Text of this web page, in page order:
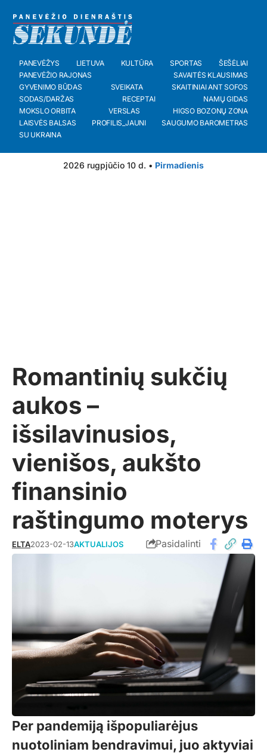
PANEVĖŽYS LIETUVA KULTŪRA SPORTAS
ŠEŠĖLIAI
PANEVĖŽIO RAJONAS
SAVAITĖS KLAUSIMAS
GYVENIMO BŪDAS
SVEIKATA
SKAITINIAI ANT SOFOS
SODAS/DARŽAS
RECEPTAI
NAMŲ GIDAS
MOKSLO ORBITA
VERSLAS
HIGSO BOZONŲ ZONA
LAISVĖS BALSAS
PROFILIS_JAUNI
SAUGUMO BAROMETRAS
SU UKRAINA
2026 rugpjūčio 10 d. • Pirmadienis
Romantinių sukčių
aukos –
išsilavinusios,
vienišos, aukšto
finansinio
raštingumo moterys
ELTA2023-02-13AKTUALIJOS Pasidalinti
Per pandemiją išpopuliarėjus
nuotoliniam bendravimui, juo aktyviai